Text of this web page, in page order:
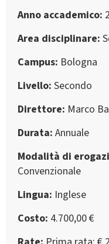
Anno accademico
Area disciplinare
Campus Bologna
Livello Secondo
Direttore Marco
Durata Annuale
Modalità di
Convenzionale
Lingua Inglese
Costo 4.700,00 €